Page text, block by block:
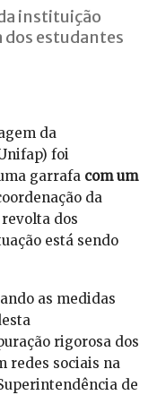
instituição
dos estudantes
da
foi
garrafa com um
da
dos
está sendo
as medidas
rigorosa dos
redes sociais na
de